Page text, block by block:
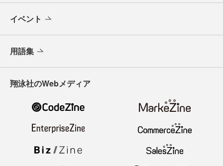
イベント
用語集
翔泳社のWebメディア